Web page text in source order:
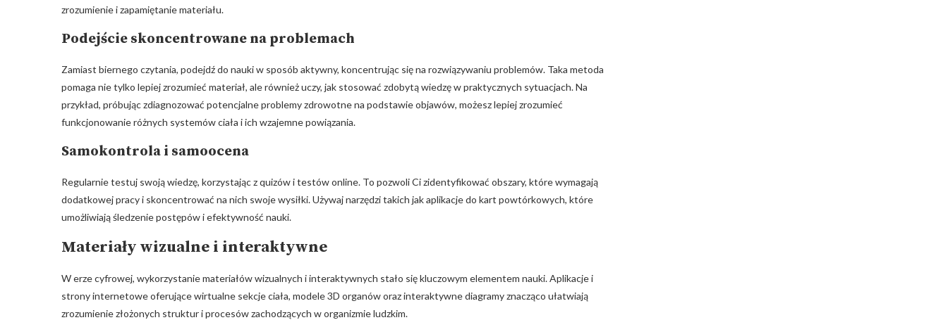
zrozumienie i zapamiętanie materiału.
Podejście skoncentrowane na problemach
Zamiast biernego czytania, podejdź do nauki w sposób aktywny, koncentrując się na rozwiązywaniu problemów. Taka metoda
pomaga nie tylko lepiej zrozumieć materiał, ale również uczy, jak stosować zdobytą wiedzę w praktycznych sytuacjach. Na
przykład, próbując zdiagnozować potencjalne problemy zdrowotne na podstawie objawów, możesz lepiej zrozumieć
funkcjonowanie różnych systemów ciała i ich wzajemne powiązania.
Samokontrola i samoocena
Regularnie testuj swoją wiedzę, korzystając z quizów i testów online. To pozwoli Ci zidentyfikować obszary, które wymagają
dodatkowej pracy i skoncentrować na nich swoje wysiłki. Używaj narzędzi takich jak aplikacje do kart powtórkowych, które
umożliwiają śledzenie postępów i efektywność nauki.
Materiały wizualne i interaktywne
W erze cyfrowej, wykorzystanie materiałów wizualnych i interaktywnych stało się kluczowym elementem nauki. Aplikacje i
strony internetowe oferujące wirtualne sekcje ciała, modele 3D organów oraz interaktywne diagramy znacząco ułatwiają
zrozumienie złożonych struktur i procesów zachodzących w organizmie ludzkim.